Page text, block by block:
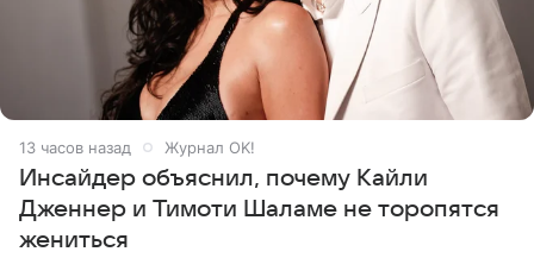
13 часов назад Журнал OK!
Инсайдер объяснил, почему Кайли
Дженнер и Тимоти Шаламе не торопятся
жениться